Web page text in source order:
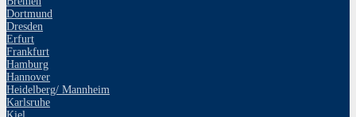
Dortmund
Dresden
Erfurt
Frankfurt
Hamburg
Hannover
Heidelberg/ Mannheim
Karlsruhe